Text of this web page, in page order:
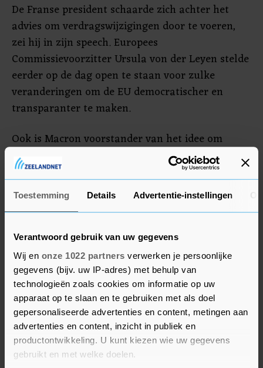
Toestemming Details Advertentie-instellingen
Verantwoord gebruik van uw gegevens
Wij en onze 1022 partners verwerken je persoonlijke
gegevens (bijv. uw IP-adres) met behulp van
technologieën zoals cookies om informatie op uw
apparaat op te slaan en te gebruiken met als doel
gepersonaliseerde advertenties en content, metingen aan
advertenties en content, inzicht in publiek en
productontwikkeling. U kunt kiezen wie uw gegevens
gebruikt en met welke doelen.
De Franse president schaarde zich achter het
advies om verdragswijzigingen door te voeren,
zei hij in zijn speech. Europees
Commissievoorzitter Ursula von der Leyen stelde
eerder op de dag open te staan voor zulke
veranderingen om de EU democratischer en
transparanter te maken.
Ook is Macron voorstander van het idee om
meerderheidsstemmen in te voeren op bepaalde
beleidsterreinen van de EU. Nu is bij belangrijke
thema's vaak unanimiteit nodig. Von der Leyen
stelde dat die regel de slagvaardigheid van